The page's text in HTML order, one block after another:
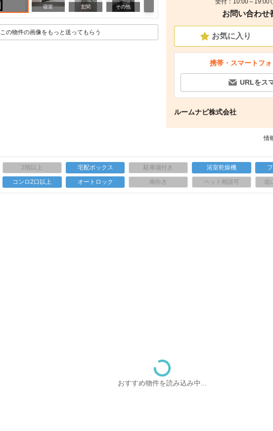
寝室 玄関 その他 その他
この物件の画像をもっと送ってもらう
受付：10:00～19:00
お問い合わせ
お気に入り
携帯・スマートフ
URLをス
ルームナビ株式会社
情
2階以上 宅配ボックス 駐車場付き 浴室乾燥機
コンロ2口以上 オートロック 南向き ペット相談可 追
おすすめ物件を読み込み中...